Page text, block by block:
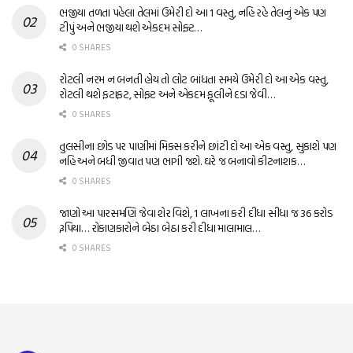
ભજીયા તળતા પહેલા તેલમાં ઉમેરી દો આ 1 વસ્તુ, નહિ રહે તેલનું એક પણ
ટીપું અને ભજીયા થશે એકદમ સોફ્ટ…
0 SHARES
રોટલી નરમ ન બનતી હોય તો લોટ બાંધતા સમયે ઉમેરી દો આ એક વસ્તુ,
રોટલી થશે ફટાફટ, સોફ્ટ અને એકદમ ફૂલીને દડા જેવી…
0 SHARES
તુલસીના છોડ પર પાણીમાં મિક્સ કરીને છાંટી દો આ એક વસ્તુ, સુકાશે પણ
નહિ અને બધી જીવાત પણ ભાગી જશે. ઘરે જ બનાવો કીટનાશક…
0 SHARES
જાણો આ પારસમણિ જેવા શેર વિશે, 1 લાખના કરી દીધા સીધા જ 36 કરોડ
રૂપિયા… રોકાણકારોને બેઠા બેઠા કરી દીધા માલામાલ…
0 SHARES